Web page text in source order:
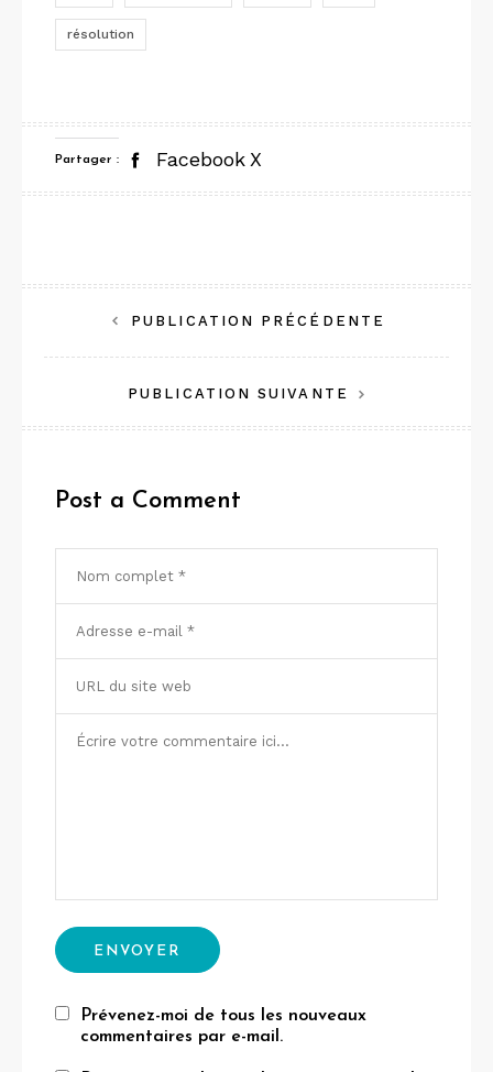
résolution
Partager : Facebook X
Navigation
de
l’article
PUBLICATION PRÉCÉDENTE
PUBLICATION SUIVANTE
Post a Comment
Prévenez-moi de tous les nouveaux
commentaires par e-mail.